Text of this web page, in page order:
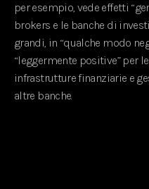
per esempio, vede effetti
brokers e le banche di
grandi, in “qualche modo
“leggermente positive” per
infrastrutture finanziarie e
altre banche.